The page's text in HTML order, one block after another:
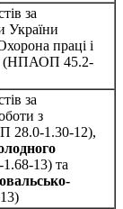
за
України
праці і
(НПАОП 45.2-
за
з
1.30-12),
13) та